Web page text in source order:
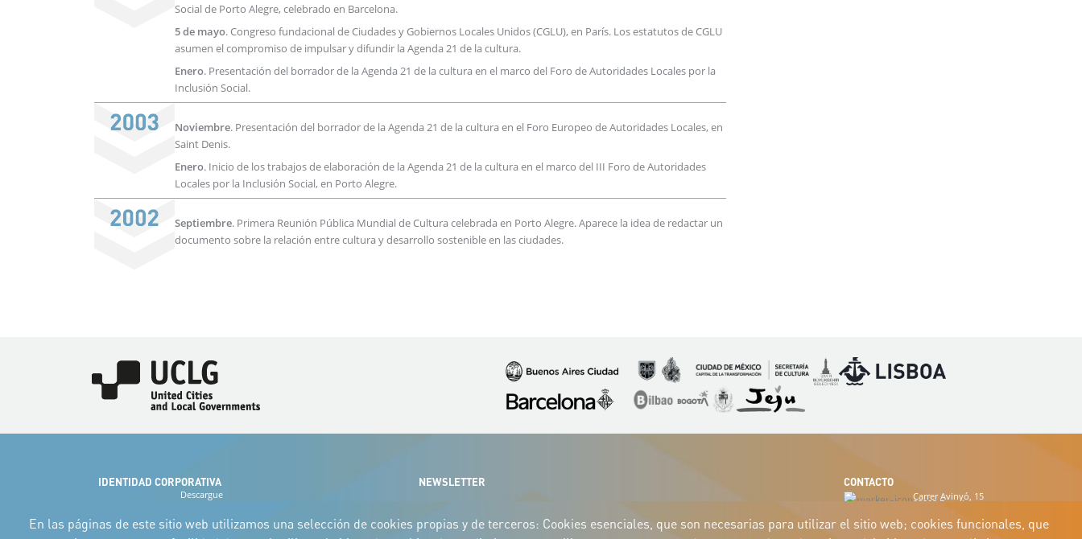
Social de Porto Alegre, celebrado en Barcelona.
5 de mayo. Congreso fundacional de Ciudades y Gobiernos Locales Unidos (CGLU), en París. Los estatutos de CGLU
asumen el compromiso de impulsar y difundir la Agenda 21 de la cultura.
Enero. Presentación del borrador de la Agenda 21 de la cultura en el marco del Foro de Autoridades Locales por la
Inclusión Social.
Noviembre. Presentación del borrador de la Agenda 21 de la cultura en el Foro Europeo de Autoridades Locales, en
Saint Denis.
Enero. Inicio de los trabajos de elaboración de la Agenda 21 de la cultura en el marco del III Foro de Autoridades
Locales por la Inclusión Social, en Porto Alegre.
Septiembre. Primera Reunión Pública Mundial de Cultura celebrada en Porto Alegre. Aparece la idea de redactar un
documento sobre la relación entre cultura y desarrollo sostenible en las ciudades.
Imagen Imagen Imagen ImagenImagen
Imagen
Imagen ImagenImagenImagen
IDENTIDAD CORPORATIVA
Descargue
y el manual
NEWSLETTER CONTACTO
Carrer Avinyó, 15
08002 Barcelona
culture@uclg.org
En las páginas de este sitio web utilizamos una selección de cookies propias y de terceros: Cookies esenciales, que son necesarias para utilizar el sitio web; cookies funcionales, que